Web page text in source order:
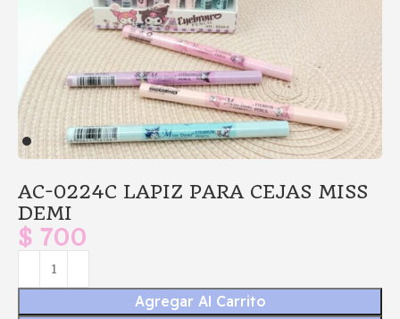
AC-0224C LAPIZ PARA CEJAS MISS
DEMI
$ 700
Agregar Al Carrito